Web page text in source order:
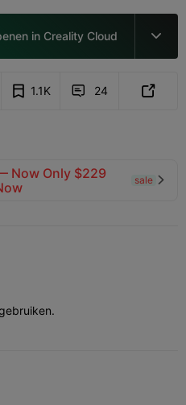
in Creality Cloud 
1.1K  24 
Now Only $229
sale 